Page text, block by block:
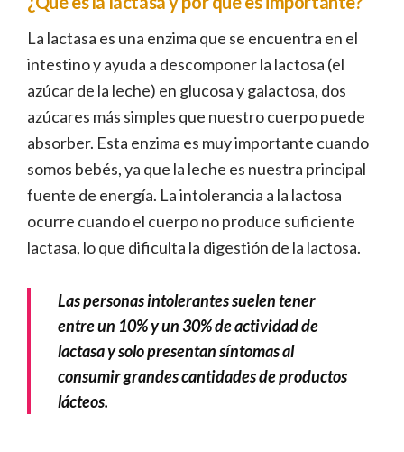
y
su
papel
la
intolerancia
La lactasa es una enzima que se encuentra en el
intestino y ayuda a descomponer la lactosa (el
azúcar de la leche) en glucosa y galactosa, dos
azúcares más simples que nuestro cuerpo puede
absorber. Esta enzima es muy importante cuando
somos bebés, ya que la leche es nuestra principal
fuente de energía. La intolerancia a la lactosa
ocurre cuando el cuerpo no produce suficiente
lactasa, lo que dificulta la digestión de la lactosa.
Las personas intolerantes suelen tener
entre un 10% y un 30% de actividad de
lactasa y solo presentan síntomas al
consumir grandes cantidades de productos
lácteos.